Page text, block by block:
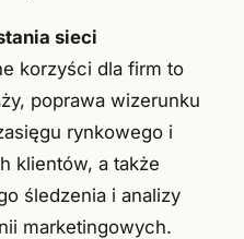
sieci
korzyści dla firm to
poprawa wizerunku
rynkowego i
klientów, a także
śledzenia i analizy
marketingowych.